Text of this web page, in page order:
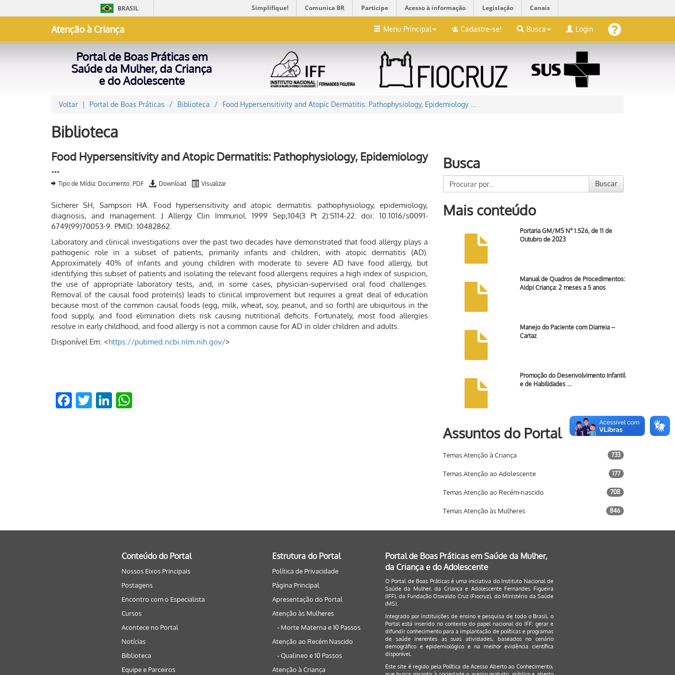
BRASIL Simplifique! Comunica BR Participe Acesso à informação Legislação Canais
Atenção à Criança Menu Principal Cadastre-se! Busca Login
Portal de Boas Práticas em
Saúde da Mulher, da Criança
e do Adolescente
Voltar Portal de Boas Práticas Biblioteca Food Hypersensitivity and Atopic Dermatitis: Pathophysiology, Epidemiology …
Biblioteca
Food Hypersensitivity and Atopic Dermatitis: Pathophysiology, Epidemiology
…
Tipo de Mídia: Documento .PDF Download Visualizar
Sicherer SH, Sampson HA. Food hypersensitivity and atopic dermatitis: pathophysiology, epidemiology,
diagnosis, and management. J Allergy Clin Immunol. 1999 Sep;104(3 Pt 2):S114-22. doi: 10.1016/s0091-
6749(99)70053-9. PMID: 10482862.
Laboratory and clinical investigations over the past two decades have demonstrated that food allergy plays a
pathogenic role in a subset of patients, primarily infants and children, with atopic dermatitis (AD).
Approximately 40% of infants and young children with moderate to severe AD have food allergy, but
identifying this subset of patients and isolating the relevant food allergens requires a high index of suspicion,
the use of appropriate laboratory tests, and, in some cases, physician-supervised oral food challenges.
Removal of the causal food protein(s) leads to clinical improvement but requires a great deal of education
because most of the common causal foods (egg, milk, wheat, soy, peanut, and so forth) are ubiquitous in the
food supply, and food elimination diets risk causing nutritional deficits. Fortunately, most food allergies
resolve in early childhood, and food allergy is not a common cause for AD in older children and adults.
Disponível Em: <https://pubmed.ncbi.nlm.nih.gov/>
Facebook
TwitterLinkedIn
Busca
Buscar
Mais conteúdo
Portaria GM/MS Nº 1.526, de 11 de
Outubro de 2023
Manual de Quadros de Procedimentos:
Aidpi Criança: 2 meses a 5 anos
Manejo do Paciente com Diarreia –
Cartaz
Promoção do Desenvolvimento Infantil
e de Habilidades …
Assuntos do Portal
Temas Atenção à Criança 733
Temas Atenção ao Adolescente 177
Temas Atenção ao Recém-nascido 708
Temas Atenção às Mulheres 846
Conteúdo do Portal
Nossos Eixos Principais
Postagens
Encontro com o Especialista
Cursos
Acontece no Portal
Notícias
Biblioteca
Equipe e Parceiros
Estrutura do Portal
Política de Privacidade
Página Principal
Apresentação do Portal
Atenção às Mulheres
- Morte Materna e 10 Passos
Atenção ao Recém Nascido
- Qualineo e 10 Passos
Atenção à Criança
Portal de Boas Práticas em Saúde da Mulher,
da Criança e do Adolescente
O Portal de Boas Práticas é uma iniciativa do Instituto Nacional de
Saúde da Mulher, da Criança e Adolescente Fernandes Figueira
(IFF), da Fundação Oswaldo Cruz (Fiocruz), do Ministério da Saúde
(MS).
Integrado por instituições de ensino e pesquisa de todo o Brasil, o
Portal está inserido no contexto do papel nacional do IFF: gerar e
difundir conhecimento para a implantação de políticas e programas
de saúde inerentes as suas atividades, baseados no cenário
demográfico e epidemiológico e na melhor evidência científica
disponível.
Este site é regido pelaPolítica de Acesso Aberto ao Conhecimento,